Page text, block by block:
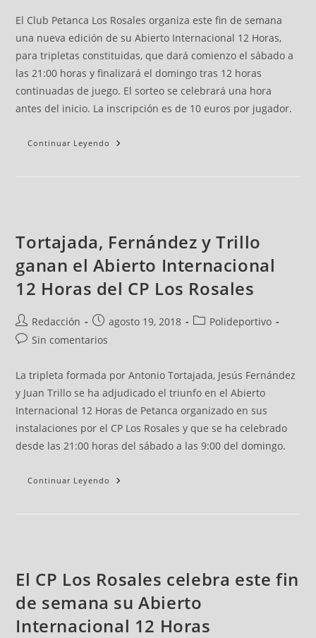
El Club Petanca Los Rosales organiza este fin de semana
una nueva edición de su Abierto Internacional 12 Horas,
para tripletas constituidas, que dará comienzo el sábado a
las 21:00 horas y finalizará el domingo tras 12 horas
continuadas de juego. El sorteo se celebrará una hora
antes del inicio. La inscripción es de 10 euros por jugador.
Continuar Leyendo
Tortajada, Fernández y Trillo
ganan el Abierto Internacional
12 Horas del CP Los Rosales
Redacción agosto 19, 2018
Polideportivo
Sin comentarios
La tripleta formada por Antonio Tortajada, Jesús Fernández
y Juan Trillo se ha adjudicado el triunfo en el Abierto
Internacional 12 Horas de Petanca organizado en sus
instalaciones por el CP Los Rosales y que se ha celebrado
desde las 21:00 horas del sábado a las 9:00 del domingo.
Continuar Leyendo
El CP Los Rosales celebra este fin
de semana su Abierto
Internacional 12 Horas